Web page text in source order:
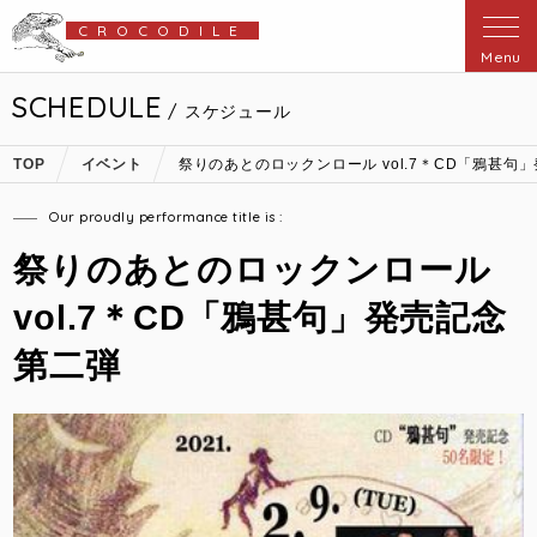
CROCODILE
Menu
SCHEDULE / スケジュール
TOP イベント 祭りのあとのロックンロール vol.7＊CD「鴉甚句
Our proudly performance title is :
祭りのあとのロックンロール
vol.7＊CD「鴉甚句」発売記念
第二弾